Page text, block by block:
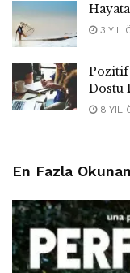
3 YIL
Pozitif
Dostu
8 YIL
En Fazla